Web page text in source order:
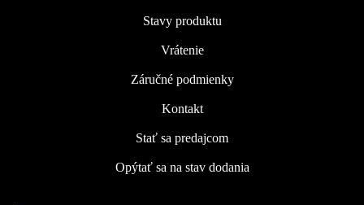
Stavy produktu
Vrátenie
Záručné podmienky
Kontakt
Stať sa predajcom
Opýtať sa na stav dodania